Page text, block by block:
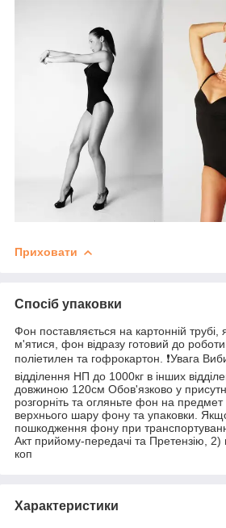
Приховати
Спосіб упаковки
Фон поставляється на картонній
м'ятися, фон відразу готовий до
поліетилен та гофрокартон. ❗️Увага
відділення НП до 1000кг в інших
довжиною 120см Обов'язково у
розгорніть та огляньте фон на
верхнього шару фону та упаковки.
пошкодження фону при
Акт прийому-передачі та Претензію,
коп
Характеристики